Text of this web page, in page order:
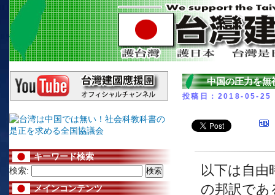
中国の圧力を無
投稿日：2018-05-25
以下は自由
の邦訳であ
キーワード検索
検索:
メインコンテンツ